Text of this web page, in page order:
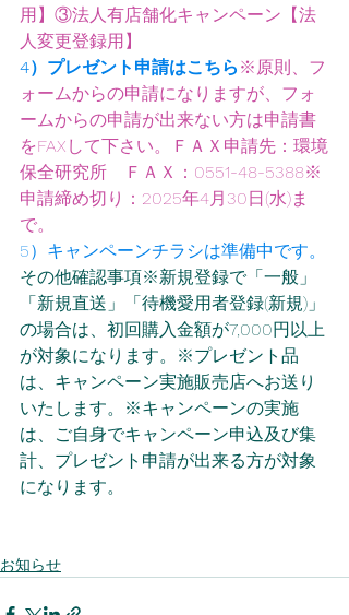
用】 ③法人有店舗化キャンペーン【法
人変更登録用】
4）プレゼント申請はこちら ※原則、フ
ォームからの申請になりますが、フォ
ームからの申請が出来ない方は申請書
をFAXして下さい。ＦＡＸ申請先：環境
保全研究所　ＦＡＸ：0551-48-5388※
申請締め切り：2025年4月30日(水)ま
で。
5）キャンペーンチラシは準備中です。
その他確認事項※新規登録で「一般」
「新規直送」「待機愛用者登録(新規)」
の場合は、初回購入金額が7,000円以上
が対象になります。※プレゼント品
は、キャンペーン実施販売店へお送り
いたします。※キャンペーンの実施
は、ご自身でキャンペーン申込及び集
計、プレゼント申請が出来る方が対象
になります。
お知らせ